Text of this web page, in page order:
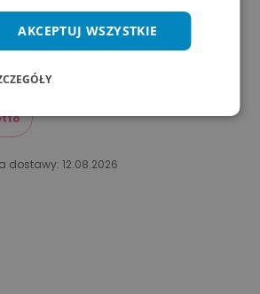
dostawy: 12.08.2026
AKCEPTUJ WSZYSTKIE